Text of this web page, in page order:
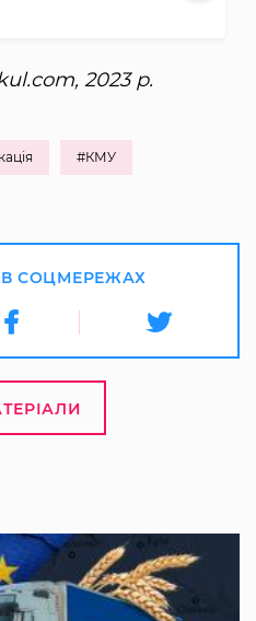
2023 р.
#КМУ
СОЦМЕРЕЖАХ